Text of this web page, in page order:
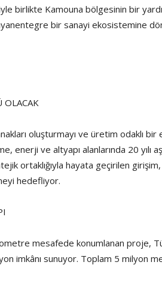
birlikte Kamouna bölgesinin bir
bir sanayi ekosistemine
OLACAK
oluşturmayı ve üretim odaklı
enerji ve altyapı alanlarında 20 yılı
ortaklığıyla hayata geçirilen
hedefliyor.
mesafede konumlanan proje,
imkânı sunuyor. Toplam 5 milyon